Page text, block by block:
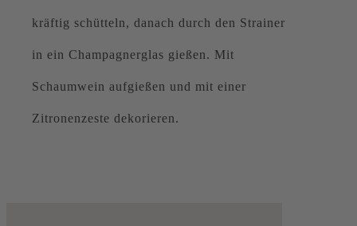
kräftig schütteln, danach durch den Strainer
in ein Champagnerglas gießen. Mit
Schaumwein aufgießen und mit einer
Zitronenzeste dekorieren.